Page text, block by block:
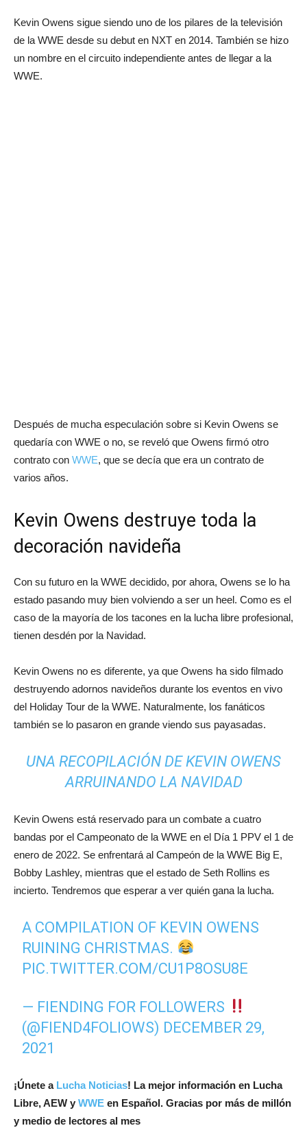
Kevin Owens sigue siendo uno de los pilares de la televisión
de la WWE desde su debut en NXT en 2014. También se hizo
un nombre en el circuito independiente antes de llegar a la
WWE.
Después de mucha especulación sobre si Kevin Owens se
quedaría con WWE o no, se reveló que Owens firmó otro
contrato con WWE, que se decía que era un contrato de
varios años.
Kevin Owens destruye toda la
decoración navideña
Con su futuro en la WWE decidido, por ahora, Owens se lo ha
estado pasando muy bien volviendo a ser un heel. Como es el
caso de la mayoría de los tacones en la lucha libre profesional,
tienen desdén por la Navidad.
Kevin Owens no es diferente, ya que Owens ha sido filmado
destruyendo adornos navideños durante los eventos en vivo
del Holiday Tour de la WWE. Naturalmente, los fanáticos
también se lo pasaron en grande viendo sus payasadas.
UNA RECOPILACIÓN DE KEVIN OWENS
ARRUINANDO LA NAVIDAD
Kevin Owens está reservado para un combate a cuatro
bandas por el Campeonato de la WWE en el Día 1 PPV el 1 de
enero de 2022. Se enfrentará al Campeón de la WWE Big E,
Bobby Lashley, mientras que el estado de Seth Rollins es
incierto. Tendremos que esperar a ver quién gana la lucha.
A COMPILATION OF KEVIN OWENS
RUINING CHRISTMAS.
PIC.TWITTER.COM/CU1P8OSU8E
— FIENDING FOR FOLLOWERS
(@FIEND4FOLIOWS) DECEMBER 29,
2021
¡Únete a Lucha Noticias! La mejor información en Lucha
Libre, AEW y WWE en Español. Gracias por más de millón
y medio de lectores al mes